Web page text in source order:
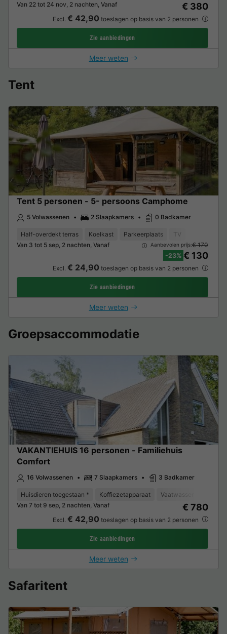
Van 22 tot 24 nov, 2 nachten, Vanaf
€ 380
Excl. € 42,90 toeslagen op basis van 2 personen
Zie aanbiedingen
Meer weten
Tent
Tent 5 personen - 5- persoons Camphome
5 Volwassenen 2 Slaapkamers 0 Badkamer
Half-overdekt terras Koelkast Parkeerplaats
TV
Van 3 tot 5 sep, 2 nachten, Vanaf
Aanbevolen prijs:€ 170
-23% € 130
Excl. € 24,90 toeslagen op basis van 2 personen
Zie aanbiedingen
Meer weten
Groepsaccommodatie
VAKANTIEHUIS 16 personen - Familiehuis
Comfort
16 Volwassenen 7 Slaapkamers 3 Badkamer
Huisdieren toegestaan * Koffiezetapparaat Vaatwasser
Van 7 tot 9 sep, 2 nachten, Vanaf
€ 780
Excl. € 42,90 toeslagen op basis van 2 personen
Zie aanbiedingen
Meer weten
Safaritent